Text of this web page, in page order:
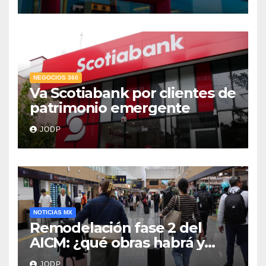
NEGOCIOS 360
Va Scotiabank por clientes de
patrimonio emergente
JODP
NOTICIAS MX
Remodelación fase 2 del
AICM: ¿qué obras habrá y
afectarán los vuelos durante
JODP